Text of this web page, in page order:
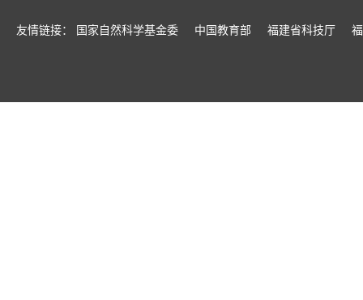
友情链接： 国家自然科学基金委 中国教育部 福建省科技厅